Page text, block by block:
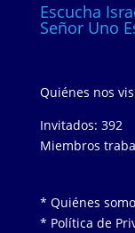
Escucha
Señor Uno
Quiénes nos
Invitados: 392
Miembros
* Quiénes
* Política de